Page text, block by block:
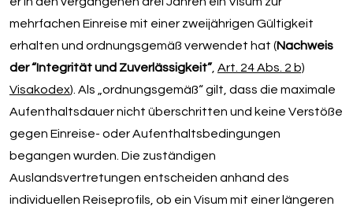
mehrfachen Einreise mit einer zweijährigen Gültigkeit
erhalten und ordnungsgemäß verwendet hat (Nachweis
der “Integrität und Zuverlässigkeit”, Art. 24 Abs. 2 b)
Visakodex). Als „ordnungsgemäß“ gilt, dass die maximale
Aufenthaltsdauer nicht überschritten und keine Verstöße
gegen Einreise- oder Aufenthaltsbedingungen
begangen wurden. Die zuständigen
Auslandsvertretungen entscheiden anhand des
individuellen Reiseprofils, ob ein Visum mit einer längeren